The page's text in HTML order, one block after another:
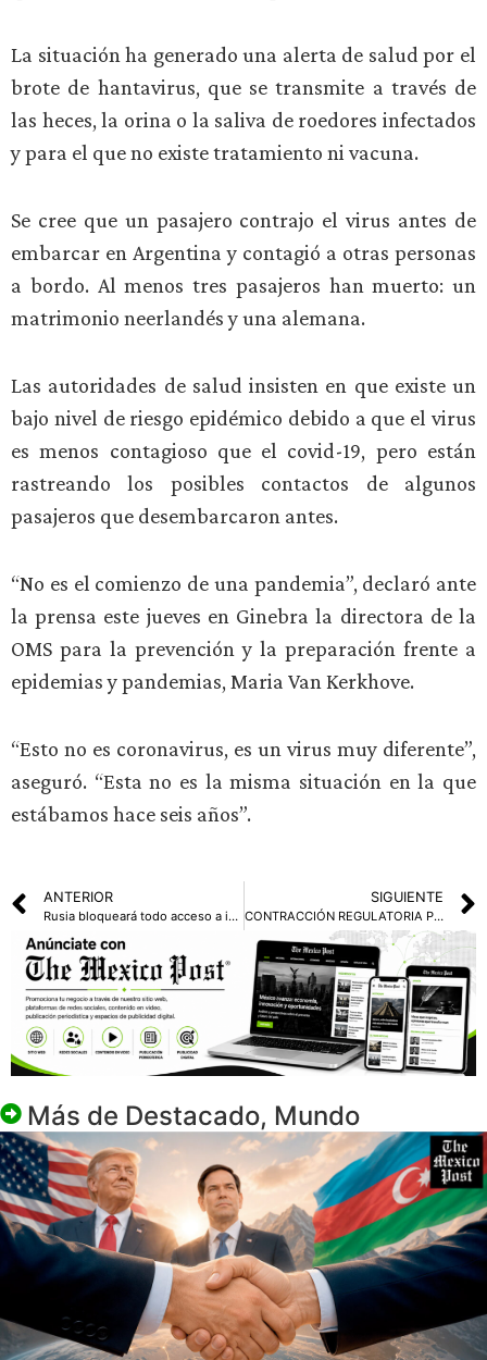
La situación ha generado una alerta de salud por el
brote de hantavirus, que se transmite a través de
las heces, la orina o la saliva de roedores infectados
y para el que no existe tratamiento ni vacuna.
Se cree que un pasajero contrajo el virus antes de
embarcar en Argentina y contagió a otras personas
a bordo. Al menos tres pasajeros han muerto: un
matrimonio neerlandés y una alemana.
Las autoridades de salud insisten en que existe un
bajo nivel de riesgo epidémico debido a que el virus
es menos contagioso que el covid-19, pero están
rastreando los posibles contactos de algunos
pasajeros que desembarcaron antes.
“No es el comienzo de una pandemia”, declaró ante
la prensa este jueves en Ginebra la directora de la
OMS para la prevención y la preparación frente a
epidemias y pandemias, Maria Van Kerkhove.
“Esto no es coronavirus, es un virus muy diferente”,
aseguró. “Esta no es la misma situación en la que
estábamos hace seis años”.
ANTERIOR
Rusia bloqueará todo acceso a internet móvil durante el desfile militar en la Plaza Roja
SIGUIENTE
CONTRACCIÓN REGULATORIA POR EL REGISTRO DE LÍNEAS MÓVILES
Más de Destacado, Mundo